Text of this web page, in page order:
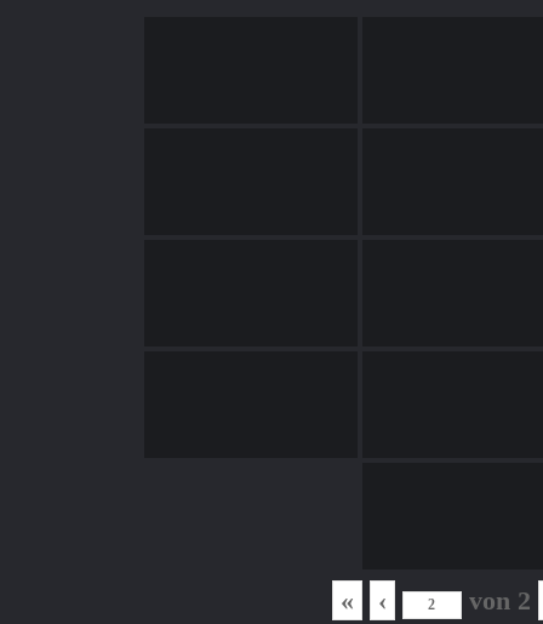
« ‹ von 2